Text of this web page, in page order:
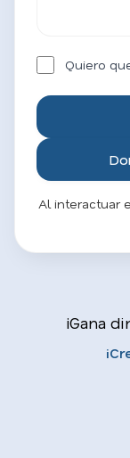
Quiero
Al interactuar
¡Gana